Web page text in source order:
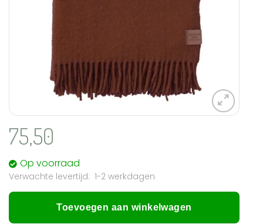
75,50
Op voorraad
1-2 werkdagen
Toevoegen aan winkelwagen